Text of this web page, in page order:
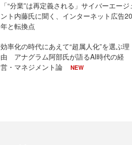
「“分業”は再定義される」サイバーエージ
ント内藤氏に聞く、インターネット広告20
年と転換点
効率化の時代にあえて“超属人化”を選ぶ理
由 アナグラム阿部氏が語るAI時代の経
営・マネジメント論
NEW